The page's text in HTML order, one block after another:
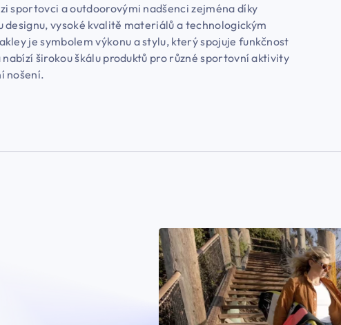
sportovci a outdoorovými nadšenci zejména díky
designu, vysoké kvalitě materiálů a technologickým
je symbolem výkonu a stylu, který spojuje funkčnost
nabízí širokou škálu produktů pro různé sportovní aktivity
nošení.